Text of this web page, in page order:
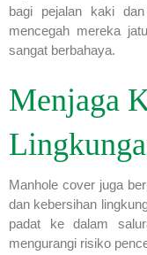
bagi pejalan kaki
mencegah mereka
sangat berbahaya.
Menjaga
Manhole cover juga
dan kebersihan
padat ke dalam
mengurangi risiko